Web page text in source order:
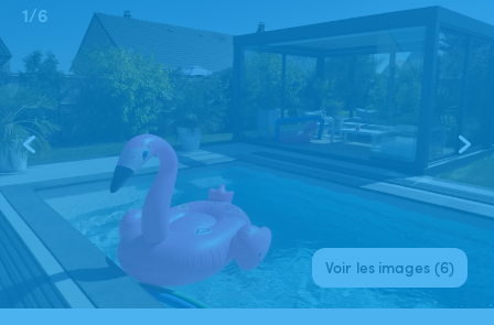
1/6
Voir les images (6)